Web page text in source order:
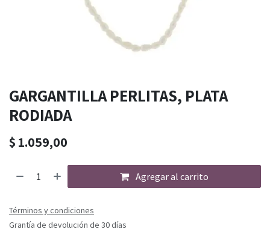
GARGANTILLA PERLITAS, PLATA
RODIADA
$ 1.059,00
Agregar al carrito
Términos y condiciones
Grantía de devolución de 30 días